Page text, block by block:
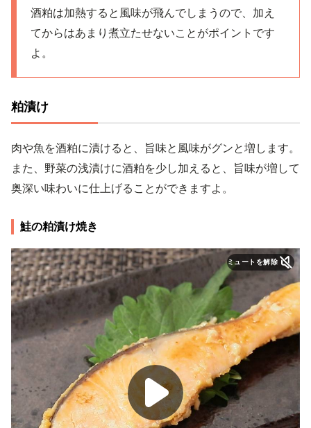
酒粕は加熱すると風味が飛んでしまうので、加え
てからはあまり煮立たせないことがポイントです
よ。
粕漬け
肉や魚を酒粕に漬けると、旨味と風味がグンと増します。
また、野菜の浅漬けに酒粕を少し加えると、旨味が増して
奥深い味わいに仕上げることができますよ。
鮭の粕漬け焼き
ミュートを解除